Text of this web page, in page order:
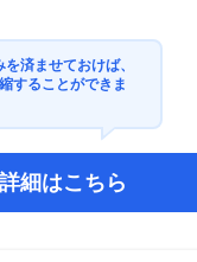
済ませておけば、
することができま
細はこちら